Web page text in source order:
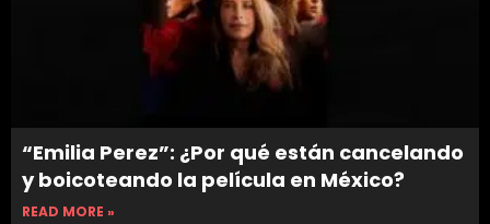
“Emilia Perez”: ¿Por qué están cancelando
y boicoteando la película en México?
READ MORE »